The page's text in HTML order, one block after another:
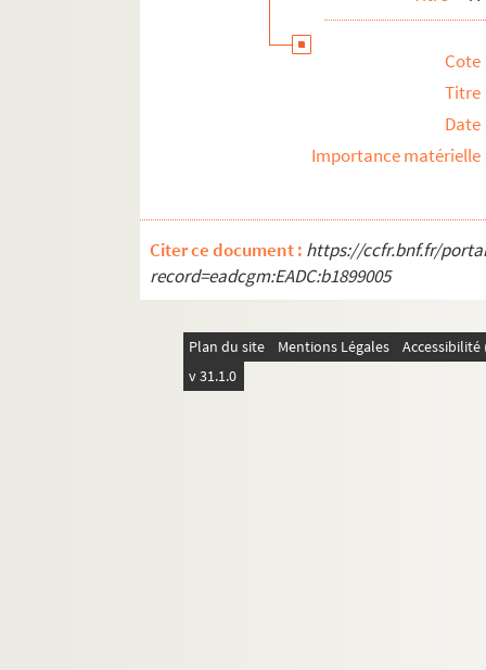
Cote
Titre
Date
Importance matérielle
Citer ce document : https://ccfr.bnf.fr/
record=eadcgm:EADC:b1899005
Plan du site Mentions Légales
v 31.1.0